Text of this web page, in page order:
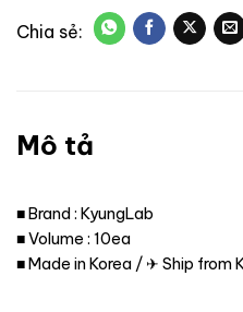
Mô tả
■ Brand : KyungLab
■ Volume : 10ea
■ Made in Korea / ✈ Ship from